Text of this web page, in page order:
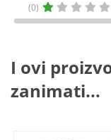
(0)
I ovi
zanimati...